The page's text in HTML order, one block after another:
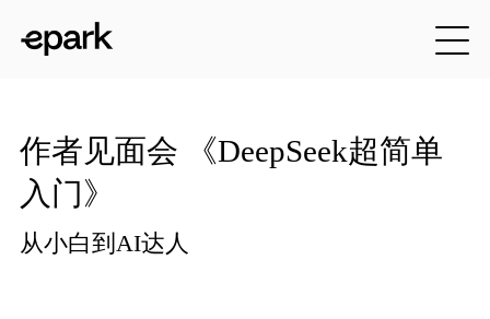
作者见面会 《DeepSeek超简单
入门》
从小白到AI达人